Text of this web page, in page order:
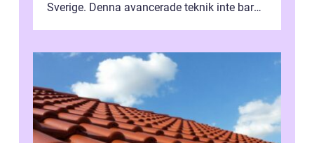
Sverige. Denna avancerade teknik inte bara